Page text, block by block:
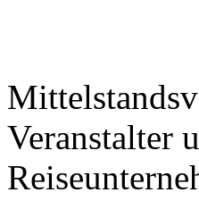
Veranstalter